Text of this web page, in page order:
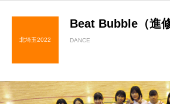
北埼玉2022
Beat Bubble（進
DANCE